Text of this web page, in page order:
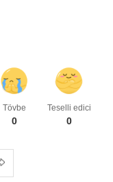
Tövbe
0
Teselli edici
0
Paylaş